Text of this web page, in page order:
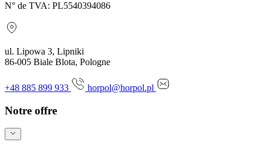
N° de TVA: PL5540394086
ul. Lipowa 3, Lipniki
86-005 Biale Blota, Pologne
+48 885 899 933 horpol@horpol.pl
Notre offre